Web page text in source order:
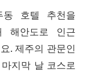
동 호텔 추천을
해안도로 인근
. 제주의 관문인
지막 날 코스로